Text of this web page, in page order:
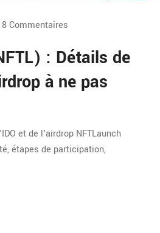
Commentaires
: Détails de
à ne pas
et de l'airdrop NFTLaunch
étapes de participation,